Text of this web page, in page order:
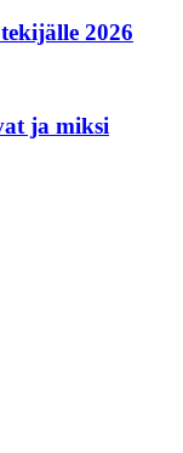
2026
ja miksi